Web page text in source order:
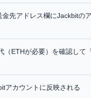
金先アドレス欄にJackbitの
（ETHが必要）を確認して
アカウントに反映される